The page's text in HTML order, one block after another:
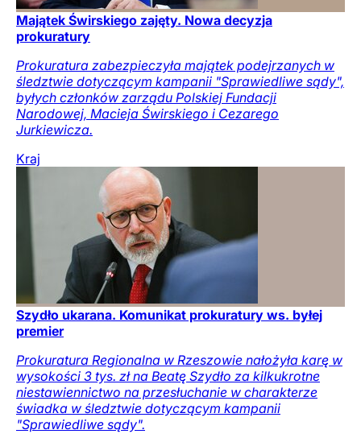
Majątek Świrskiego zajęty. Nowa decyzja
prokuratury
Prokuratura zabezpieczyła majątek podejrzanych w
śledztwie dotyczącym kampanii "Sprawiedliwe sądy",
byłych członków zarządu Polskiej Fundacji
Narodowej, Macieja Świrskiego i Cezarego
Jurkiewicza.
Kraj
Szydło ukarana. Komunikat prokuratury ws. byłej
premier
Prokuratura Regionalna w Rzeszowie nałożyła karę w
wysokości 3 tys. zł na Beatę Szydło za kilkukrotne
niestawiennictwo na przesłuchanie w charakterze
świadka w śledztwie dotyczącym kampanii
"Sprawiedliwe sądy".